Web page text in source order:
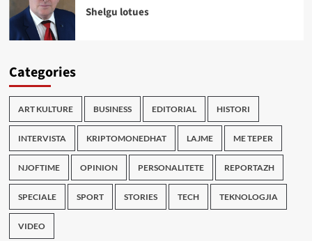
Shelgu lotues
Categories
ART KULTURE BUSINESS EDITORIAL HISTORI
INTERVISTA KRIPTOMONEDHAT LAJME ME TEPER
NJOFTIME OPINION PERSONALITETE REPORTAZH
SPECIALE SPORT STORIES TECH TEKNOLOGJIA
VIDEO